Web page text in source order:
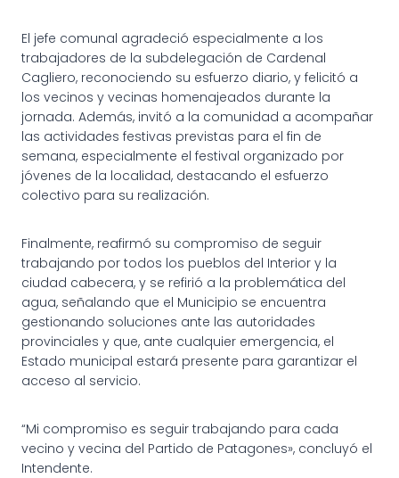
El jefe comunal agradeció especialmente a los
trabajadores de la subdelegación de Cardenal
Cagliero, reconociendo su esfuerzo diario, y felicitó a
los vecinos y vecinas homenajeados durante la
jornada. Además, invitó a la comunidad a acompañar
las actividades festivas previstas para el fin de
semana, especialmente el festival organizado por
jóvenes de la localidad, destacando el esfuerzo
colectivo para su realización.
Finalmente, reafirmó su compromiso de seguir
trabajando por todos los pueblos del Interior y la
ciudad cabecera, y se refirió a la problemática del
agua, señalando que el Municipio se encuentra
gestionando soluciones ante las autoridades
provinciales y que, ante cualquier emergencia, el
Estado municipal estará presente para garantizar el
acceso al servicio.
“Mi compromiso es seguir trabajando para cada
vecino y vecina del Partido de Patagones», concluyó el
Intendente.